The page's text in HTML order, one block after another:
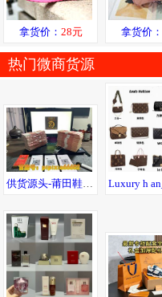
拿货价： 28元 拿货价：
热门微商货源
供货源头-莆田鞋40起-衣服15起-全场包邮-七天无理由退货